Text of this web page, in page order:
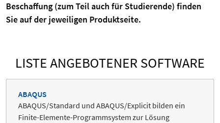
Beschaffung (zum Teil auch für Studierende) finden
Sie auf der jeweiligen Produktseite.
LISTE ANGEBOTENER SOFTWARE
ABAQUS
ABAQUS/Standard und ABAQUS/Explicit bilden ein
Finite-Elemente-Programmsystem zur Lösung